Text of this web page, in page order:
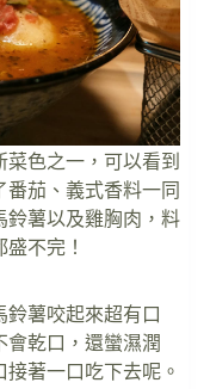
色之一，可以看到
茄、義式香料一同
鈴薯以及雞胸肉，料
不完！
薯咬起來超有口
會乾口，還蠻濕潤
著一口吃下去呢。